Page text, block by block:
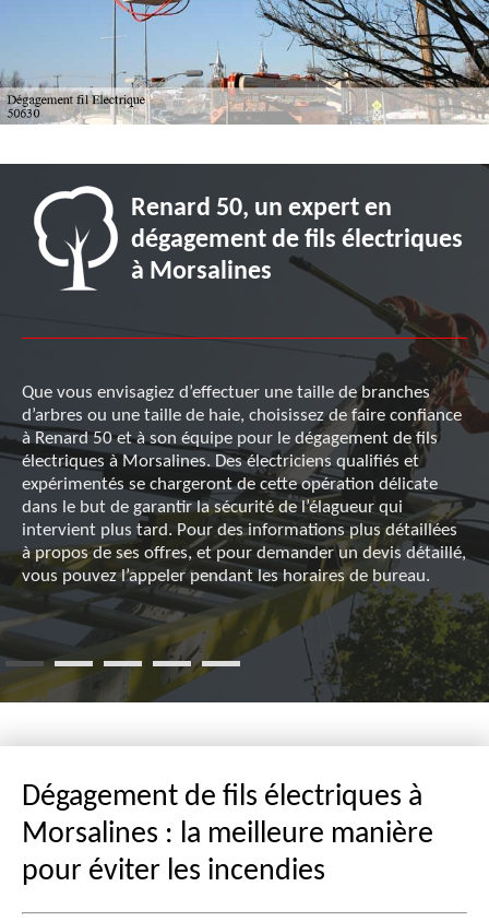
Renard 50, un expert en
dégagement de fils électriques
à Morsalines
Que vous envisagiez d’effectuer une taille de branches
d’arbres ou une taille de haie, choisissez de faire confiance
à Renard 50 et à son équipe pour le dégagement de fils
électriques à Morsalines. Des électriciens qualifiés et
expérimentés se chargeront de cette opération délicate
dans le but de garantir la sécurité de l’élagueur qui
intervient plus tard. Pour des informations plus détaillées
à propos de ses offres, et pour demander un devis détaillé,
vous pouvez l’appeler pendant les horaires de bureau.
Dégagement de fils électriques à
Morsalines : la meilleure manière
pour éviter les incendies